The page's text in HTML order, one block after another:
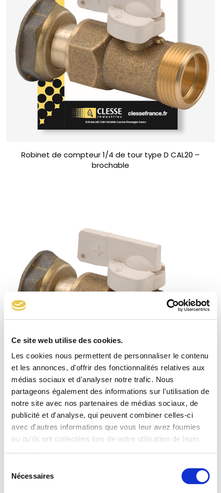
Ce site web utilise des cookies.
Les cookies nous permettent de personnaliser le contenu
et les annonces, d'offrir des fonctionnalités relatives aux
médias sociaux et d'analyser notre trafic. Nous
partageons également des informations sur l'utilisation de
notre site avec nos partenaires de médias sociaux, de
publicité et d'analyse, qui peuvent combiner celles-ci
avec d'autres informations que vous leur avez fournies
ou qu'ils ont collectées lors de votre utilisation de leurs
Nécessaires
Robinet de compteur 1/4 de tour type D CAL20 –
brochable
Robinet de compteur 1/4 de tour type D CAL32